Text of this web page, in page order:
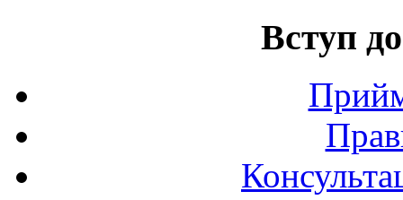
Вступ